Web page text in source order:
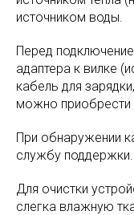
источником воды.
Перед
адаптера к вилке
кабель для
можно приобрести
При обнаружении
службу поддержки.
Для очистки
слегка влажную